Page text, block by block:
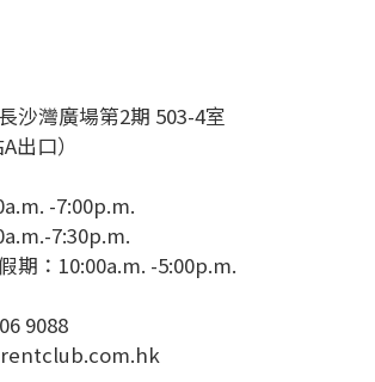
沙灣廣場第2期 503-4室
出口）
-7:00p.m.
7:30p.m.
期：10:00a.m. -5:00p.m.
9088